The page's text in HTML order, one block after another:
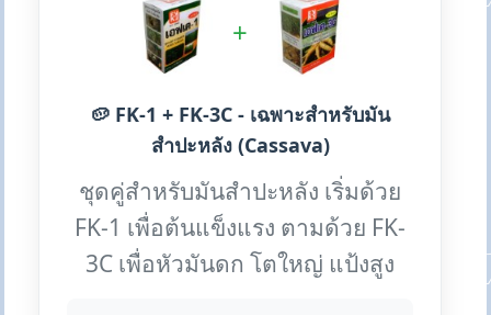
+
🥔 FK-1 + FK-3C - เฉพาะสำหรับมัน
สำปะหลัง (Cassava)
ชุดคู่สำหรับมันสำปะหลัง เริ่มด้วย
FK-1 เพื่อต้นแข็งแรง ตามด้วย FK-
3C เพื่อหัวมันดก โตใหญ่ แป้งสูง